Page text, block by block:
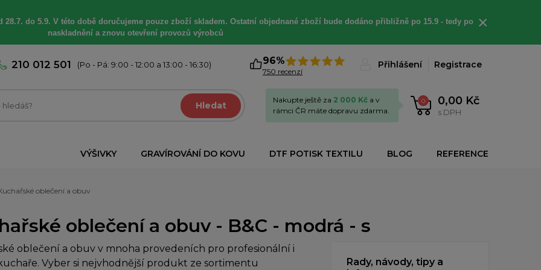
28.7. do 5.9. V této době doručujeme pouze zboží skladem. Ostatní objednané zboží bude dodáno přibližně po 15.9 - tedy po
naskladnění a znovu otevření provozů výrobců
×
210 012 501 (Po - Pá: 9:00 - 12:00 a 13:00 - 16:30) 96%
750 recenzí
Přihlášení Registrace
Hledat 0 0,00 Kč
s DPH
Nakupte ještě za 2 000 Kč a v
rámci ČR máte dopravu zdarma.
VÝŠIVKY GRAVÍROVÁNÍ DO KOVU DTF POTISK TEXTILU BLOG REFERENCE
oblečení a obuv
oblečení a obuv - B&C - modrá - s
oblečení a obuv v mnoha provedeních pro profesionální i
Vyber si nejvhodnější produkt ze sortimentu
Rady, návody, tipy a